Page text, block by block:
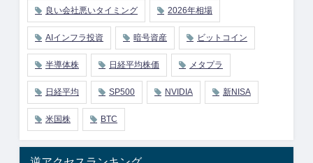
良い会社悪いタイミング 2026年相場
AIインフラ投資 暗号資産 ビットコイン
半導体株 日経平均株価 メタプラ
日経平均 SP500 NVIDIA 新NISA
米国株 BTC